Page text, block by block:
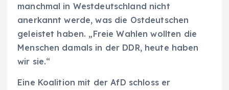
manchmal in Westdeutschland nicht
anerkannt werde, was die Ostdeutschen
geleistet haben. „Freie Wahlen wollten die
Menschen damals in der DDR, heute haben
wir sie.“
Eine Koalition mit der AfD schloss er